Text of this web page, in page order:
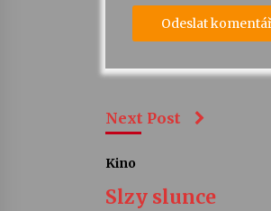
Next Post
Kino
Slzy slunce